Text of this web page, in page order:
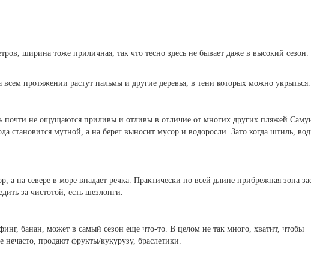
ширина тоже приличная, так что тесно здесь не бывает даже в высокий
протяжении растут пальмы и другие деревья, в тени которых можно укрыться.
почти не ощущаются приливы и отливы в отличие от многих других пляжей
становится мутной, а на берег выносит мусор и водоросли. Зато когда штиль,
на севере в море впадает речка. Практически по всей длине прибрежная зона
за чистотой, есть шезлонги.
банан, может в самый сезон еще что-то. В целом не так много, хватит, чтобы
продают фрукты/кукурузу, браслетики.